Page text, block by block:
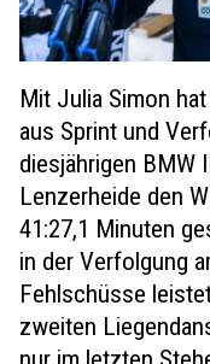
Mit Julia Simon
aus Sprint und
diesjährigen BMW
Lenzerheide den
41:27,1 Minuten
in der Verfolgung
Fehlschüsse
zweiten